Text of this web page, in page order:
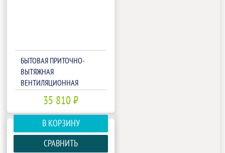
БЫТОВАЯ ПРИТОЧНО-
ВЫТЯЖНАЯ
ВЕНТИЛЯЦИОННАЯ
УСТАНОВКА FUNAI ERW-
35 810 ₽
В КОРЗИНУ
СРАВНИТЬ